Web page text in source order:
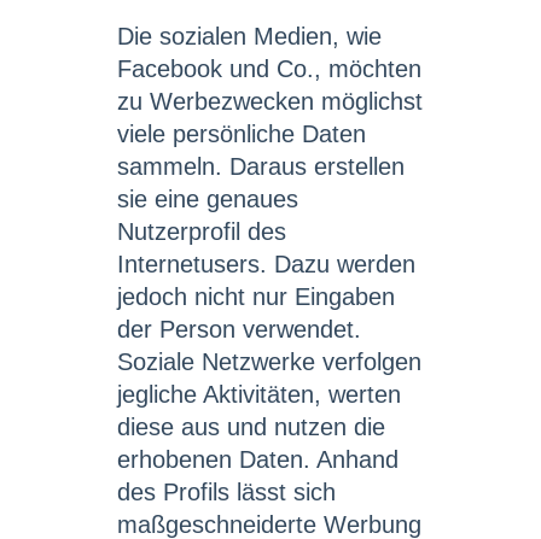
Die sozialen Medien, wie
Facebook und Co., möchten
zu Werbezwecken möglichst
viele persönliche Daten
sammeln. Daraus erstellen
sie eine genaues
Nutzerprofil des
Internetusers. Dazu werden
jedoch nicht nur Eingaben
der Person verwendet.
Soziale Netzwerke verfolgen
jegliche Aktivitäten, werten
diese aus und nutzen die
erhobenen Daten. Anhand
des Profils lässt sich
maßgeschneiderte Werbung